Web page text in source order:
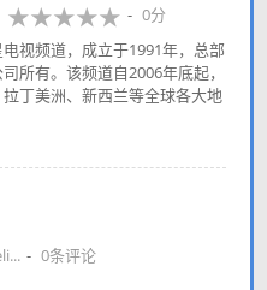
0分
视频道，成立于1991年，总部
所有。该频道自2006年底起，
丁美洲、新西兰等全球各大地
0条评论